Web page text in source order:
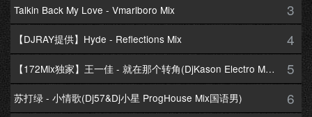
Talkin Back My Love - Vmarlboro Mix 3
【DJRAY提供】Hyde - Reflections Mix 4
【172Mix独家】王一佳 - 就在那个转角(DjKason Electro Mix国语女) 5
苏打绿 - 小情歌(Dj57&Dj小星 ProgHouse Mix国语男) 6